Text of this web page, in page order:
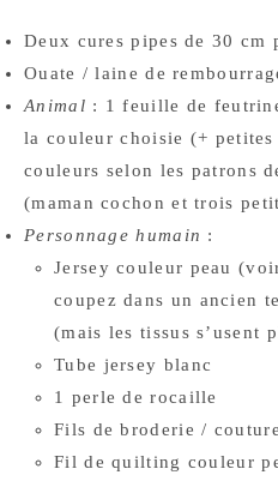
Deux cures pipes de 30 cm
Ouate / laine de
Animal : 1 feuille de
la couleur choisie (+
couleurs selon les patrons
(maman cochon et trois
Personnage humain :
Jersey couleur peau
coupez dans un ancien
(mais les tissus s’usent
Tube jersey blanc
1 perle de rocaille
Fils de broderie / couture
Fil de quilting couleur